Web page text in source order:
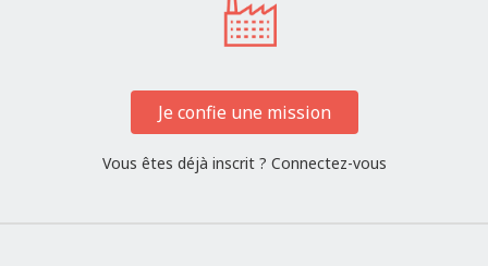
Je confie une mission
Vous êtes déjà inscrit ? Connectez-vous